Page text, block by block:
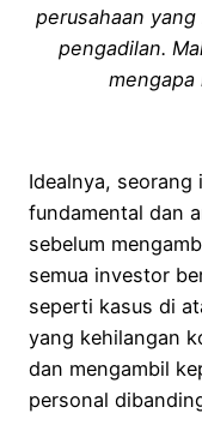
perusahaan
pengadilan.
mengapa
Idealnya, seorang
fundamental dan
sebelum
semua investor
seperti kasus di
yang kehilangan
dan mengambil
personal